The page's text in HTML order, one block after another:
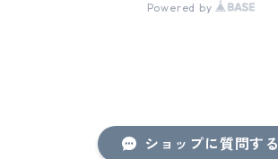
ショップに質問する
Powered by